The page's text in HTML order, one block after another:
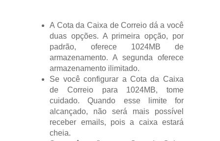
A Cota da Caixa de Correio dá a você
duas opções. A primeira opção, por
padrão, oferece 1024MB de
armazenamento. A segunda oferece
armazenamento ilimitado.
Se você configurar a Cota da Caixa
de Correio para 1024MB, tome
cuidado. Quando esse limite for
alcançado, não será mais possível
receber emails, pois a caixa estará
cheia.